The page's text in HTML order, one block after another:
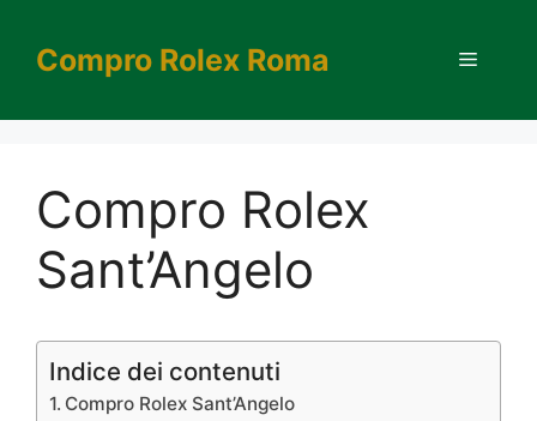
contenuto
Compro Rolex Roma Menu
Compro Rolex
Sant’Angelo
Indice dei contenuti
Compro Rolex Sant’Angelo